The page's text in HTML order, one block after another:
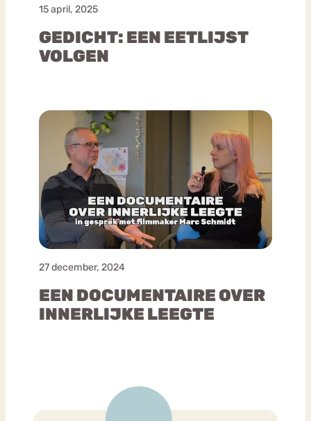
15 april, 2025
GEDICHT: EEN EETLIJST
VOLGEN
27 december, 2024
EEN DOCUMENTAIRE OVER
INNERLIJKE LEEGTE